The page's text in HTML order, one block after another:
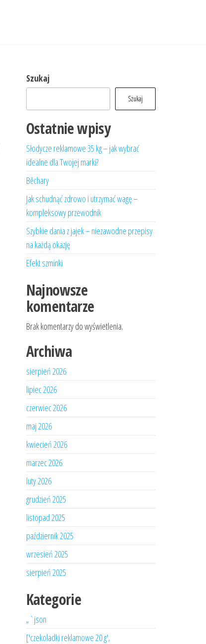
Szukaj
Szukaj
Ostatnie wpisy
Słodycze reklamowe 35 kg – jak wybrać
idealne dla Twojej marki?
Běchary
Jak schudnąć zdrowo i utrzymać wagę –
kompleksowy przewodnik
Szybkie dania z jajek – niezawodne przepisy
na każdą okazję
Efekt szminki
Najnowsze
komentarze
Brak komentarzy do wyświetlenia.
Archiwa
sierpień 2026
lipiec 2026
czerwiec 2026
maj 2026
kwiecień 2026
marzec 2026
luty 2026
grudzień 2025
listopad 2025
październik 2025
wrzesień 2025
sierpień 2025
Kategorie
„`json
['czekoladki reklamowe 20 g',